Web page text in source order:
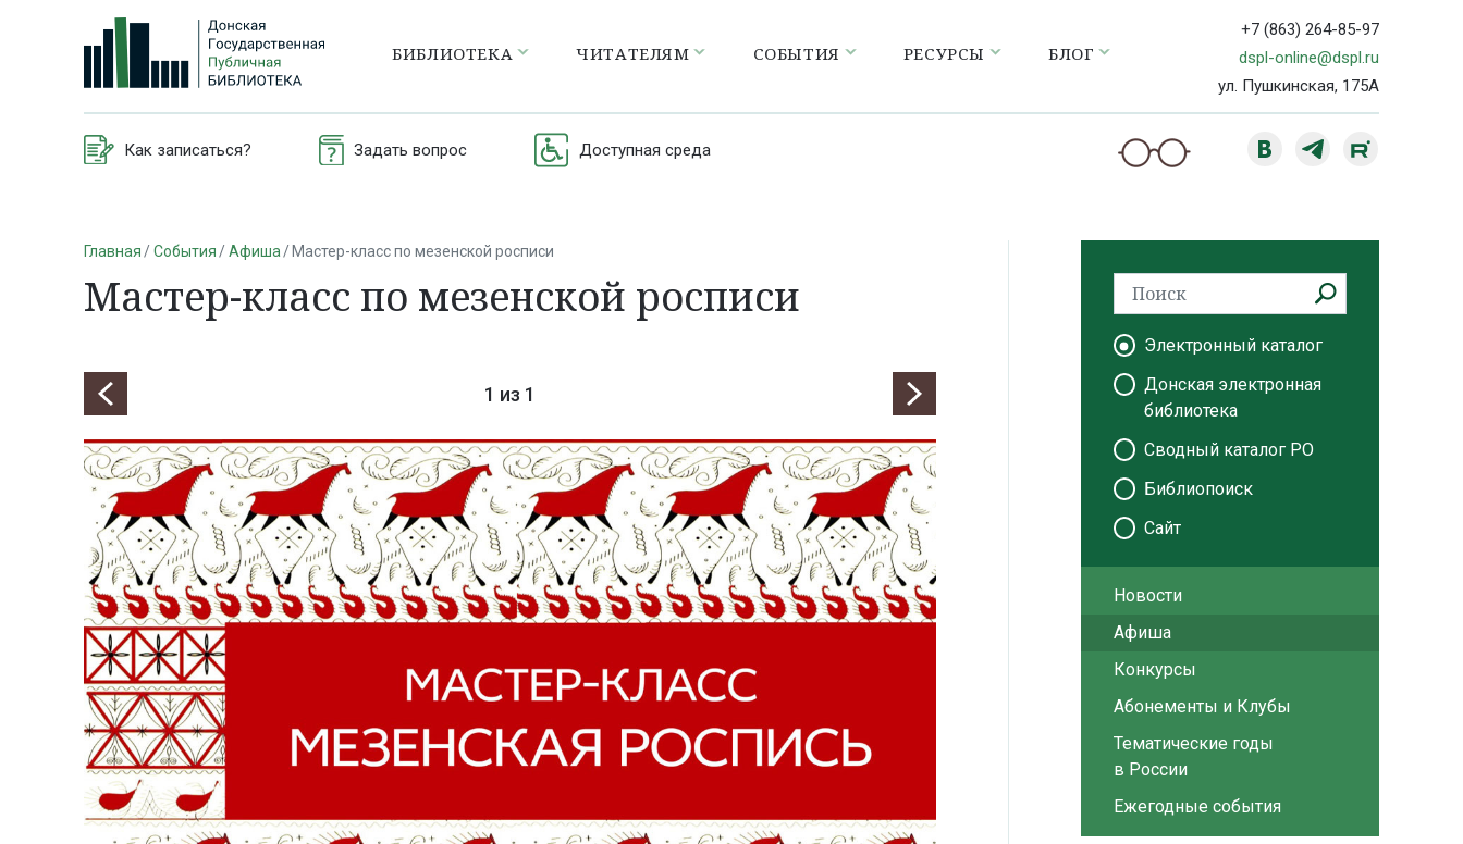
БИБЛИОТЕКА ЧИТАТЕЛЯМ СОБЫТИЯ РЕСУРСЫ БЛОГ
+7 (863) 264-85-97
dspl-online@dspl.ru
ул. Пушкинская, 175А
Как записаться? Задать вопрос Доступная среда
Главная События Афиша Мастер-класс по мезенской росписи
Мастер-класс по мезенской росписи
1 из 1
Электронный каталог
Донская электронная
библиотека
Сводный каталог РО
Библиопоиск
Сайт
Новости
Афиша
Конкурсы
Абонементы и Клубы
Тематические годы
в России
Ежегодные события